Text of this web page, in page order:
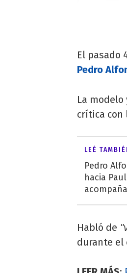
El pasado
Pedro
La modelo
crítica con
LEÉ
Pedro
hacia
Habló de
durante el